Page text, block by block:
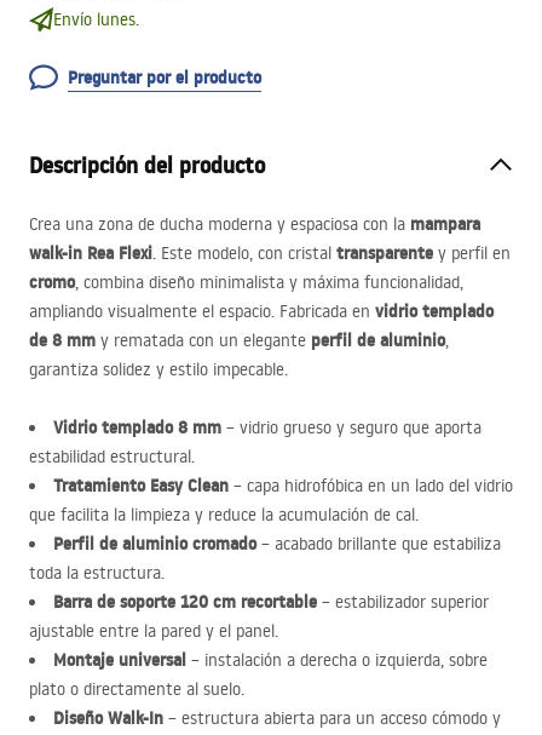
Envío lunes.
Preguntar por el producto
Descripción del producto
Crea una zona de ducha moderna y espaciosa con la mampara
walk-in Rea Flexi. Este modelo, con cristal transparente y perfil en
cromo, combina diseño minimalista y máxima funcionalidad,
ampliando visualmente el espacio. Fabricada en vidrio templado
de 8 mm y rematada con un elegante perfil de aluminio,
garantiza solidez y estilo impecable.
Vidrio templado 8 mm – vidrio grueso y seguro que aporta
estabilidad estructural.
Tratamiento Easy Clean – capa hidrofóbica en un lado del vidrio
que facilita la limpieza y reduce la acumulación de cal.
Perfil de aluminio cromado– acabado brillante que estabiliza
toda la estructura.
Barra de soporte 120 cm recortable – estabilizador superior
ajustable entre la pared y el panel.
Montaje universal – instalación a derecha o izquierda, sobre
plato o directamente al suelo.
Diseño Walk-In – estructura abierta para un acceso cómodo y